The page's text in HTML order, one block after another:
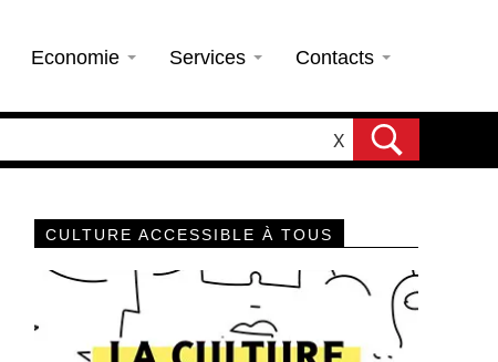
Economie Services Contacts
X
CULTURE ACCESSIBLE À TOUS